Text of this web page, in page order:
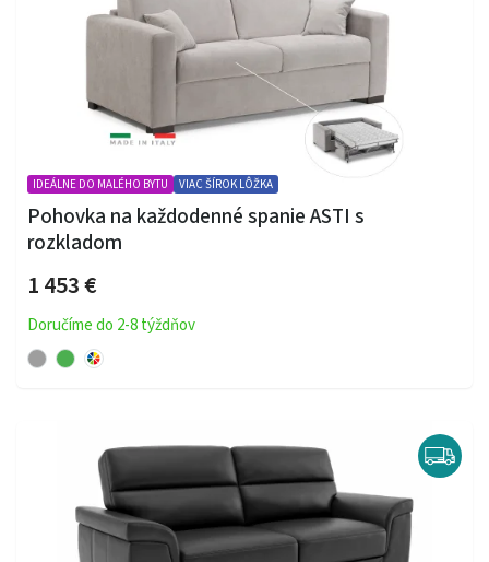
IDEÁLNE DO MALÉHO BYTU VIAC ŠÍROK LÔŽKA
Pohovka na každodenné spanie ASTI s
rozkladom
1 453 €
Doručíme do 2-8 týždňov